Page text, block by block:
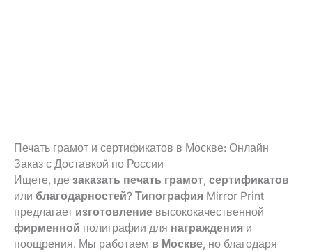
Печать грамот и сертификатов в Москве: Онлайн
Заказ с Доставкой по России
Ищете, где заказать печать грамот, сертификатов
или благодарностей? Типография Mirror Print
предлагает изготовление высококачественной
фирменной полиграфии для награждения и
поощрения. Мы работаем в Москве, но благодаря